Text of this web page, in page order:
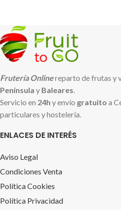
Frutería Onlinereparto de frutas y
Península y Baleares
Servicio en 24h y envío gratuito a
particulares y hostelería.
ENLACES DE INTERÉS
Aviso Legal
Condiciones Venta
Política Cookies
Política Privacidad